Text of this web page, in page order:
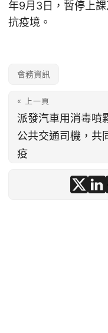
年9月3日，暫停上
抗疫境。
會務資訊
« 上一頁
派發汽車用消毒噴
公共交通司機，共
疫